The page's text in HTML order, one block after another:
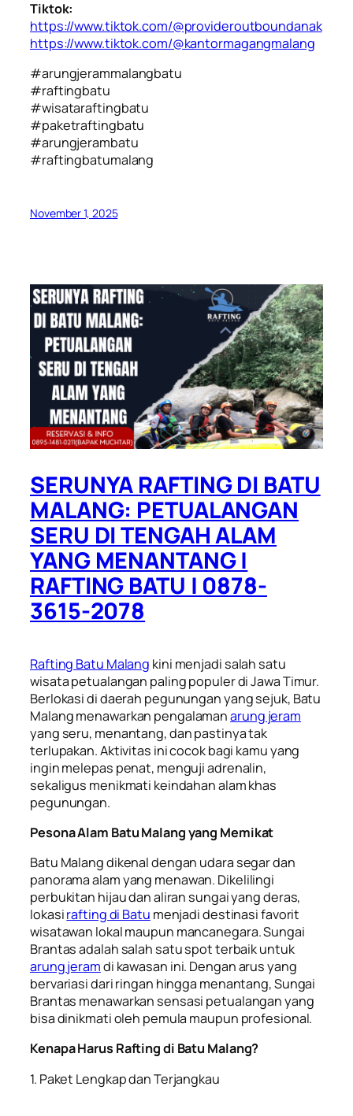
Tiktok:
https://www.tiktok.com/@provideroutboundanak
https://www.tiktok.com/@kantormagangmalang
#arungjerammalangbatu
#raftingbatu
#wisataraftingbatu
#paketraftingbatu
#arungjerambatu
#raftingbatumalang
November 1, 2025
SERUNYA RAFTING DI BATU
MALANG: PETUALANGAN
SERU DI TENGAH ALAM
YANG MENANTANG |
RAFTING BATU | 0878-
3615-2078
Rafting Batu Malang kini menjadi salah satu
wisata petualangan paling populer di Jawa Timur.
Berlokasi di daerah pegunungan yang sejuk, Batu
Malang menawarkan pengalamanarung jeram
yang seru, menantang, dan pastinya tak
terlupakan. Aktivitas ini cocok bagi kamu yang
ingin melepas penat, menguji adrenalin,
sekaligus menikmati keindahan alam khas
pegunungan.
Pesona Alam Batu Malang yang Memikat
Batu Malang dikenal dengan udara segar dan
panorama alam yang menawan. Dikelilingi
perbukitan hijau dan aliran sungai yang deras,
lokasirafting di Batu menjadi destinasi favorit
wisatawan lokal maupun mancanegara. Sungai
Brantas adalah salah satu spot terbaik untuk
arung jeramdi kawasan ini. Dengan arus yang
bervariasi dari ringan hingga menantang, Sungai
Brantas menawarkan sensasi petualangan yang
bisa dinikmati oleh pemula maupun profesional.
Kenapa Harus Rafting di Batu Malang?
1. Paket Lengkap dan Terjangkau